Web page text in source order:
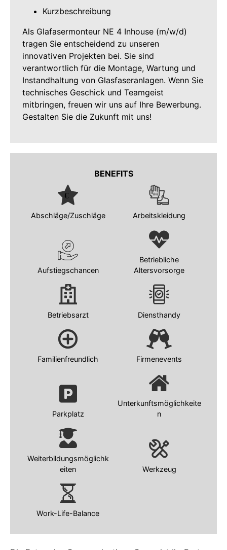
Kurzbeschreibung
Als Glafasermonteur NE 4 Inhouse (m/w/d)
tragen Sie entscheidend zu unseren
innovativen Projekten bei. Sie sind
verantwortlich für die Montage, Wartung und
Instandhaltung von Glasfaseranlagen. Wenn Sie
technisches Geschick und Teamgeist
mitbringen, freuen wir uns auf Ihre Bewerbung.
Gestalten Sie die Zukunft mit uns!
BENEFITS
Abschläge/Zuschläge Arbeitskleidung
Aufstiegschancen
Betriebliche
Altersvorsorge
Betriebsarzt Diensthandy
Familienfreundlich Firmenevents
Parkplatz
Unterkunftsmöglichkeite
n
Weiterbildungsmöglichk
eiten
Werkzeug
Work-Life-Balance